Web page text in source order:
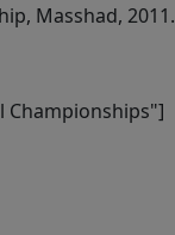
Masshad, 2011.
Championships"]